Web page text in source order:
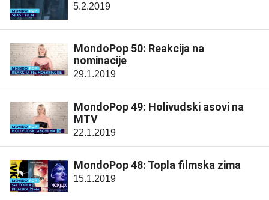
5.2.2019
MondoPop 50: Reakcija na
nominacije
29.1.2019
MondoPop 49: Holivudski asovi na
MTV
22.1.2019
MondoPop 48: Topla filmska zima
15.1.2019